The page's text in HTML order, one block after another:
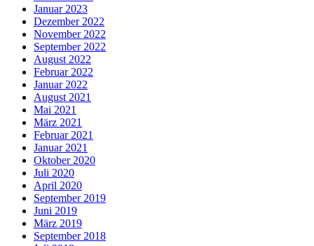
Januar 2023
Dezember 2022
November 2022
September 2022
August 2022
Februar 2022
Januar 2022
August 2021
Mai 2021
März 2021
Februar 2021
Januar 2021
Oktober 2020
Juli 2020
April 2020
September 2019
Juni 2019
März 2019
September 2018